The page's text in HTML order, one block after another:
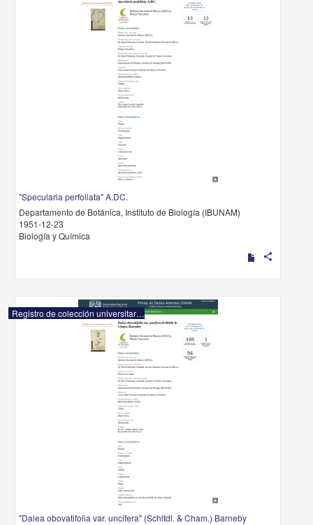
"Specularia perfoliata" A.DC.
Departamento de Botánica, Instituto de Biología (IBUNAM)
1951-12-23
Biología y Química
share
Registro de colección universitaria
"Dalea obovatifolia var. uncifera" (Schltdl. & Cham.) Barneby